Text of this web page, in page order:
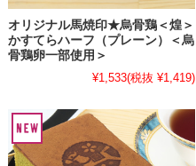
オリジナル馬焼印★烏骨鶏＜煌＞
かすてらハーフ（プレーン）＜烏
骨鶏卵一部使用＞
¥1,533(税抜 ¥1,419)